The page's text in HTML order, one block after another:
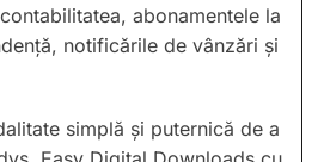
abonamentele la
notificările de vânzări și
simplă și puternică de a